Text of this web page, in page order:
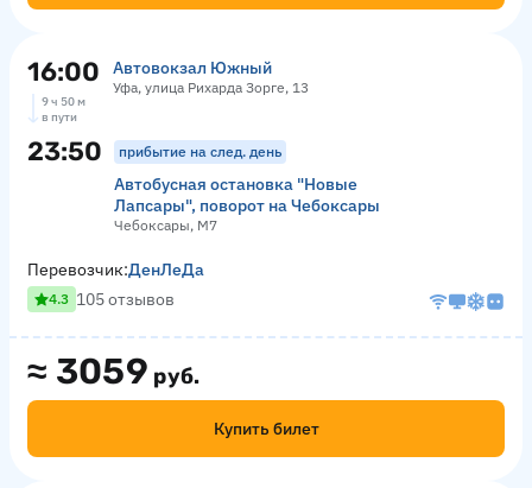
16:00 Автовокзал Южный
Уфа, улица Рихарда Зорге, 13
9 ч 50 м
в пути
23:50 прибытие на след. день
Автобусная остановка "Новые
Лапсары", поворот на Чебоксары
Чебоксары, М7
≈ 3059 руб.
Купить билет
Перевозчик:ДенЛеДа
4.3 105 отзывов